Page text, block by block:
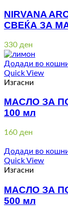
NIRVANA
СВЕЌА ЗА
330 ден
Додади во
Quick View
Изгасни
МАСЛО ЗА
100 мл
160 ден
Додади во
Quick View
Изгасни
МАСЛО ЗА
500 мл